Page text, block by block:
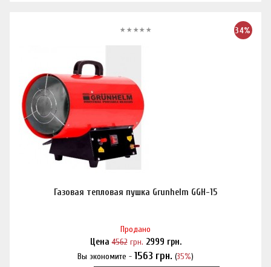
34%
Газовая тепловая пушка Grunhelm GGH-15
Продано
Цена4562грн. 2999 грн.
Вы экономите - 1563 грн. (35%)
Нашли дешевле?